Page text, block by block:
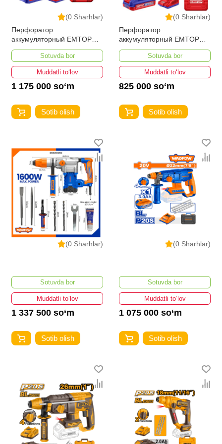
(0 Sharhlar)
Перфоратор
аккумуляторный EMTOP
ELRH202081
Sotuvda bor
Muddatli to‘lov
1 175 000 so‘m
Sotib olish
(0 Sharhlar)
Перфоратор
аккумуляторный EMTOP
ELRH201881
Sotuvda bor
Muddatli to‘lov
825 000 so‘m
Sotib olish
(0 Sharhlar)
Sotuvda bor
Muddatli to‘lov
1 337 500 so‘m
Sotib olish
(0 Sharhlar)
Sotuvda bor
Muddatli to‘lov
1 075 000 so‘m
Sotib olish